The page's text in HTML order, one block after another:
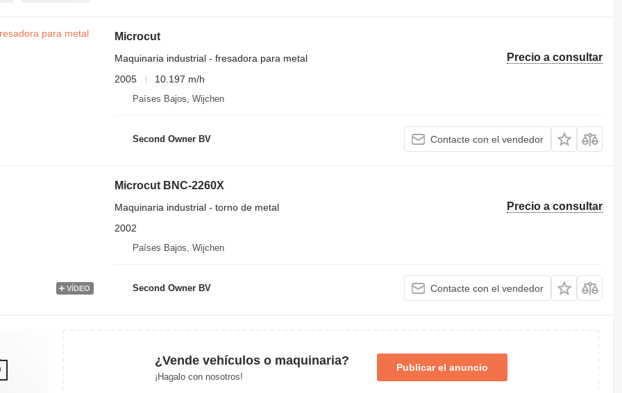
Microcut
Precio a consultar
Maquinaria industrial - fresadora para metal
2005
10.197 m/h
Países Bajos, Wijchen
Second Owner BV Contacte con el vendedor
VÍDEO
Microcut BNC-2260X
Precio a consultar
Maquinaria industrial - torno de metal
2002
Países Bajos, Wijchen
Second Owner BV Contacte con el vendedor
¿Vende vehículos o maquinaria?
¡Hagalo con nosotros!
Publicar el anuncio